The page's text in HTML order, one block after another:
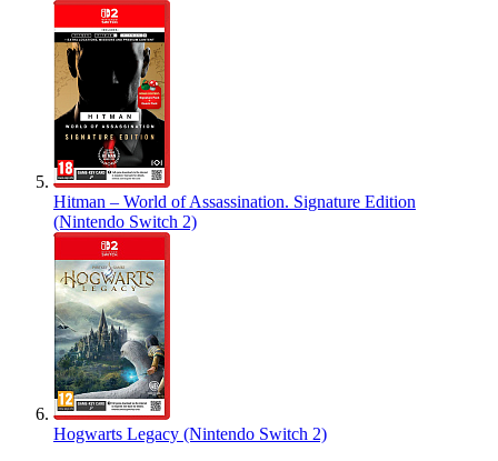
Hitman – World of Assassination. Signature Edition
(Nintendo Switch 2)
Hogwarts Legacy (Nintendo Switch 2)